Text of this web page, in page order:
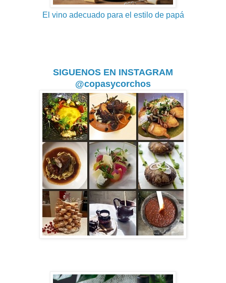
El vino adecuado para el estilo de papá
SIGUENOS EN INSTAGRAM
@copasycorchos